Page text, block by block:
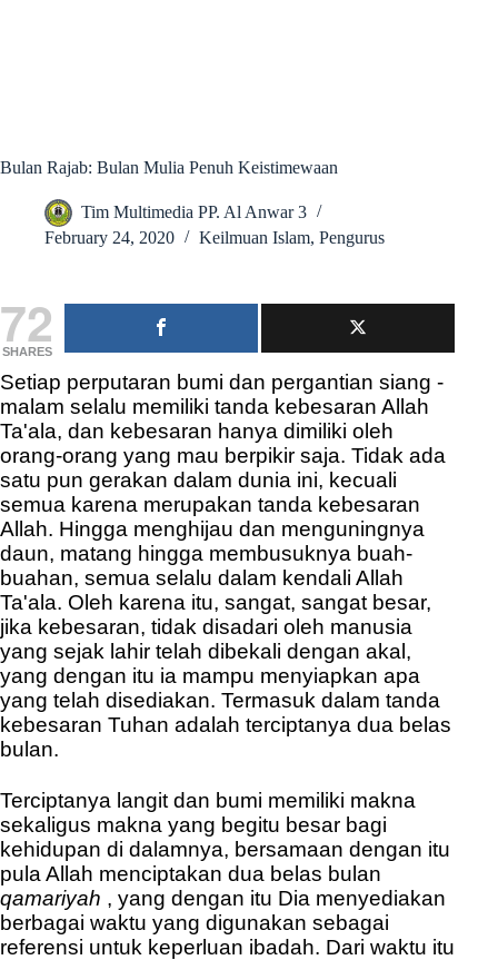
Bulan Rajab: Bulan Mulia Penuh Keistimewaan
Tim Multimedia PP. Al Anwar 3
February 24, 2020
Keilmuan Islam, Pengurus
72
SHARES
Setiap perputaran bumi dan pergantian siang -
malam selalu memiliki tanda kebesaran Allah
Ta'ala, dan kebesaran hanya dimiliki oleh
orang-orang yang mau berpikir saja. Tidak ada
satu pun gerakan dalam dunia ini, kecuali
semua karena merupakan tanda kebesaran
Allah. Hingga menghijau dan menguningnya
daun, matang hingga membusuknya buah-
buahan, semua selalu dalam kendali Allah
Ta'ala. Oleh karena itu, sangat, sangat besar,
jika kebesaran, tidak disadari oleh manusia
yang sejak lahir telah dibekali dengan akal,
yang dengan itu ia mampu menyiapkan apa
yang telah disediakan. Termasuk dalam tanda
kebesaran Tuhan adalah terciptanya dua belas
bulan.
Terciptanya langit dan bumi memiliki makna
sekaligus makna yang begitu besar bagi
kehidupan di dalamnya, bersamaan dengan itu
pula Allah menciptakan dua belas bulan
qamariyah , yang dengan itu Dia menyediakan
berbagai waktu yang digunakan sebagai
referensi untuk keperluan ibadah. Dari waktu itu